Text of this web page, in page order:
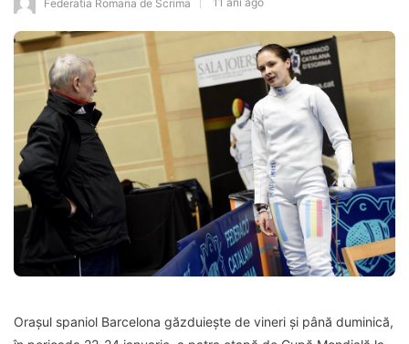
Federatia Romana de Scrima
Orașul spaniol Barcelona găzduiește de vineri și până duminică,